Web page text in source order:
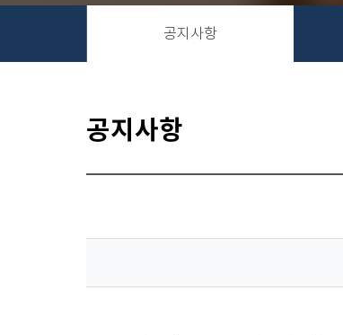
공지사항
공지사항